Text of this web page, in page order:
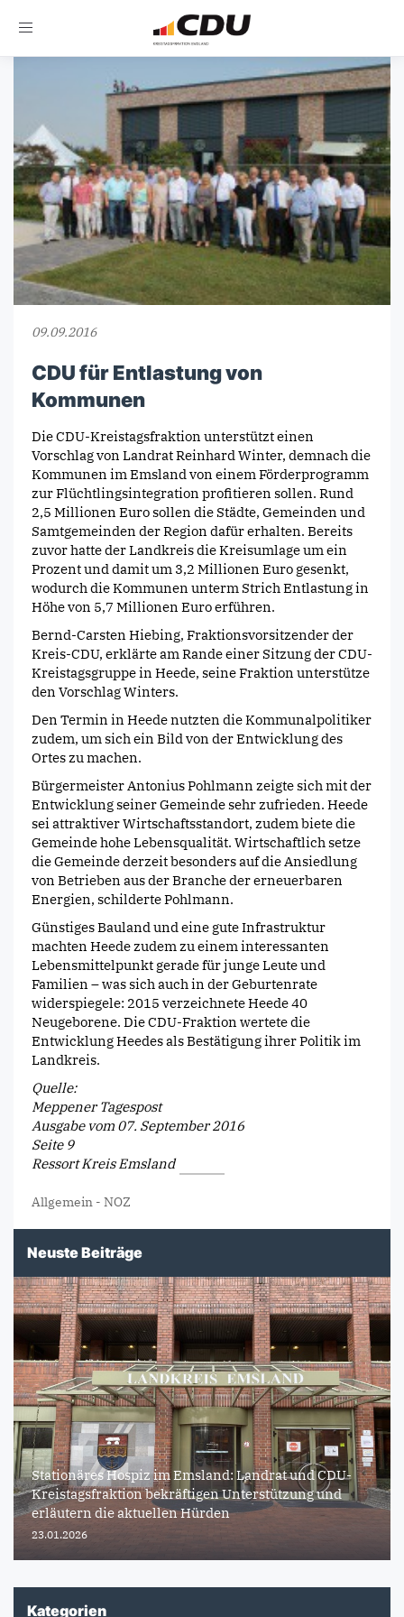
Toggle
09.09.2016
CDU für Entlastung von
Kommunen
Die CDU-Kreistagsfraktion unterstützt einen
Vorschlag von Landrat Reinhard Winter, demnach die
Kommunen im Emsland von einem Förderprogramm
zur Flüchtlingsintegration profitieren sollen. Rund
2,5 Millionen Euro sollen die Städte, Gemeinden und
Samtgemeinden der Region dafür erhalten. Bereits
zuvor hatte der Landkreis die Kreisumlage um ein
Prozent und damit um 3,2 Millionen Euro gesenkt,
wodurch die Kommunen unterm Strich Entlastung in
Höhe von 5,7 Millionen Euro erführen.
Bernd-Carsten Hiebing, Fraktionsvorsitzender der
Kreis-CDU, erklärte am Rande einer Sitzung der CDU-
Kreistagsgruppe in Heede, seine Fraktion unterstütze
den Vorschlag Winters.
Den Termin in Heede nutzten die Kommunalpolitiker
zudem, um sich ein Bild von der Entwicklung des
Ortes zu machen.
Bürgermeister Antonius Pohlmann zeigte sich mit der
Entwicklung seiner Gemeinde sehr zufrieden. Heede
sei attraktiver Wirtschaftsstandort, zudem biete die
Gemeinde hohe Lebensqualität. Wirtschaftlich setze
die Gemeinde derzeit besonders auf die Ansiedlung
von Betrieben aus der Branche der erneuerbaren
Energien, schilderte Pohlmann.
Günstiges Bauland und eine gute Infrastruktur
machten Heede zudem zu einem interessanten
Lebensmittelpunkt gerade für junge Leute und
Familien – was sich auch in der Geburtenrate
widerspiegele: 2015 verzeichnete Heede 40
Neugeborene. Die CDU-Fraktion wertete die
Entwicklung Heedes als Bestätigung ihrer Politik im
Landkreis.
Quelle:
Meppener Tagespost
Ausgabe vom 07. September 2016
Seite 9
Ressort Kreis Emsland
Allgemein - NOZ
Neuste Beiträge
Stationäres Hospiz im Emsland: Landrat und CDU-
Kreistagsfraktion bekräftigen Unterstützung und
erläutern die aktuellen Hürden
23.01.2026
Kategorien